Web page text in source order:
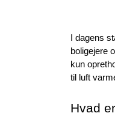
I dagens
boligejere
kun
til luft
Hvad